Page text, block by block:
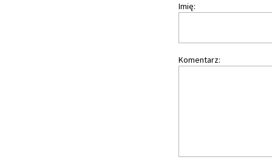
Imię:
Komentarz: